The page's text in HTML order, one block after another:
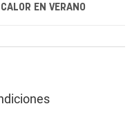
EN VERANO